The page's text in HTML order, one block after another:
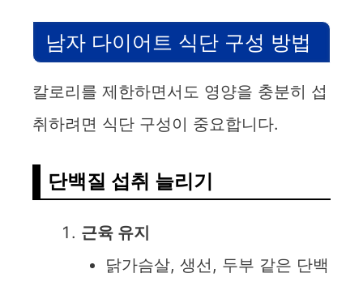
남자 다이어트 식단 구성 방법
칼로리를 제한하면서도 영양을 충분히 섭
취하려면 식단 구성이 중요합니다.
단백질 섭취 늘리기
근육 유지
닭가슴살, 생선, 두부 같은 단백